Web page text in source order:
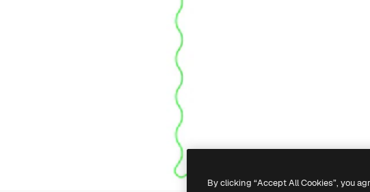
By clicking “Accept All Cookies”, you